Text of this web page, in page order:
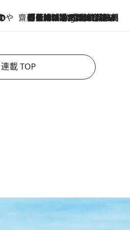
齋藤 薫 美容脳ルネサンス
1 Hour Ago
「荷物が増えるほど旅ストレスは増す」美容ジャーナリストがたどり着いた最終結論。“化粧品を劇的に減らす”感動の凝縮美容とは
連載 TOP